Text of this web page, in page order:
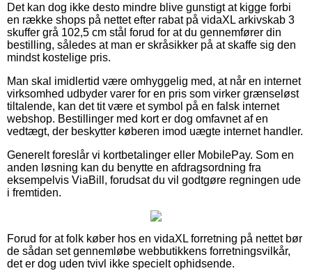
Det kan dog ikke desto mindre blive gunstigt at kigge forbi
en række shops på nettet efter rabat på vidaXL arkivskab 3
skuffer grå 102,5 cm stål forud for at du gennemfører din
bestilling, således at man er skråsikker på at skaffe sig den
mindst kostelige pris.
Man skal imidlertid være omhyggelig med, at når en internet
virksomhed udbyder varer for en pris som virker grænseløst
tiltalende, kan det tit være et symbol på en falsk internet
webshop. Bestillinger med kort er dog omfavnet af en
vedtægt, der beskytter køberen imod uægte internet handler.
Generelt foreslår vi kortbetalinger eller MobilePay. Som en
anden løsning kan du benytte en afdragsordning fra
eksempelvis ViaBill, forudsat du vil godtgøre regningen ude
i fremtiden.
Forud for at folk køber hos en vidaXL forretning på nettet bør
de sådan set gennemløbe webbutikkens forretningsvilkår,
det er dog uden tvivl ikke specielt ophidsende.